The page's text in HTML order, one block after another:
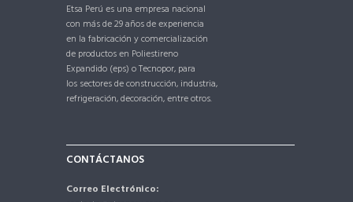
Etsa Perú es una empresa nacional
con más de 29 años de experiencia
en la fabricación y comercialización
de productos en Poliestireno
Expandido (eps) o Tecnopor, para
los sectores de construcción, industria,
refrigeración, decoración, entre otros.
CONTÁCTANOS
Correo Electrónico: